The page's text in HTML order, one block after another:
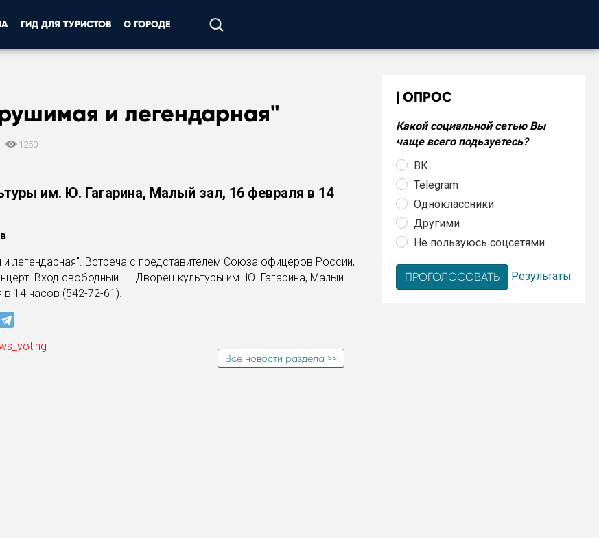
ГИД ДЛЯ ТУРИСТОВ О ГОРОДЕ
и легендарная"
1250
им. Ю. Гагарина, Малый зал, 16 февраля в 14
легендарная". Встреча с представителем Союза офицеров России,
Вход свободный. — Дворец культуры им. Ю. Гагарина, Малый
в 14 часов (542-72-61).
Все новости раздела >>
ОПРОС
Какой социальной сетью Вы
чаще всего подьзуетесь?
ВК
Telegram
Одноклассники
Другими
Не пользуюсь соцсетями
Результаты